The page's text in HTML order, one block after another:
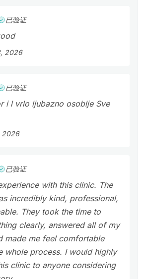
已验证
2026
已验证
i l vrlo ljubazno osoblje Sve
2026
已验证
with this clinic. The
incredibly kind, professional,
They took the time to
clearly, answered all of my
made me feel comfortable
whole process. I would highly
clinic to anyone considering